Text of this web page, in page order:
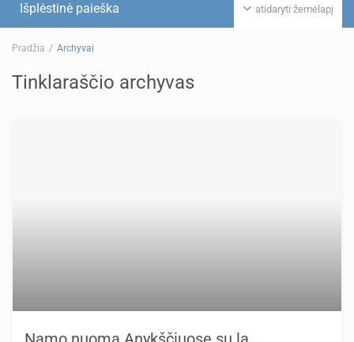
atidaryti žemėlapį
Išplėstinė paieška
Pradžia Archyvai
Tinklaraščio archyvas